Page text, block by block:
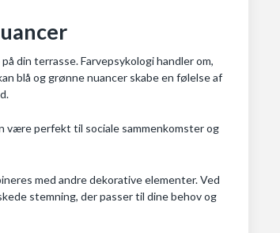
din terrasse. Farvepsykologi handler om,
blå og grønne nuancer skabe en følelse af
være perfekt til sociale sammenkomster og
med andre dekorative elementer. Ved
stemning, der passer til dine behov og